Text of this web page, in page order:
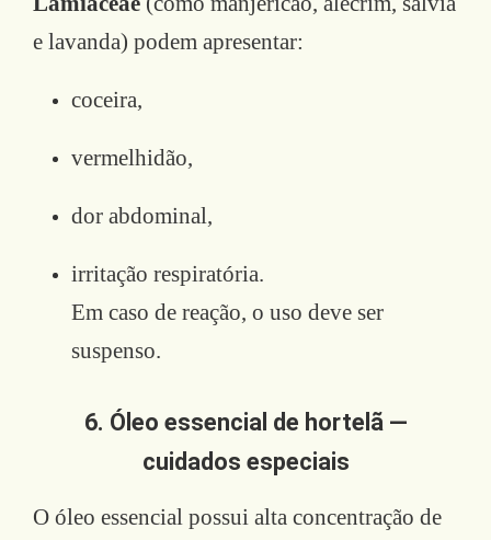
e lavanda) podem apresentar:
coceira,
vermelhidão,
dor abdominal,
irritação respiratória.
Em caso de reação, o uso deve ser
suspenso.
6. Óleo essencial de hortelã —
cuidados especiais
O óleo essencial possui alta concentração de